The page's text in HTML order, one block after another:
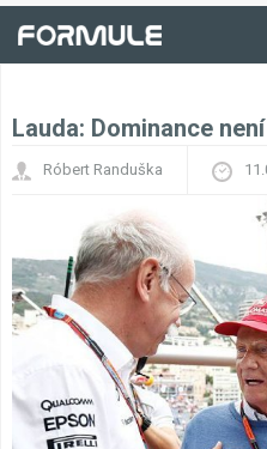
Lauda: Dominance
Róbert Randuška